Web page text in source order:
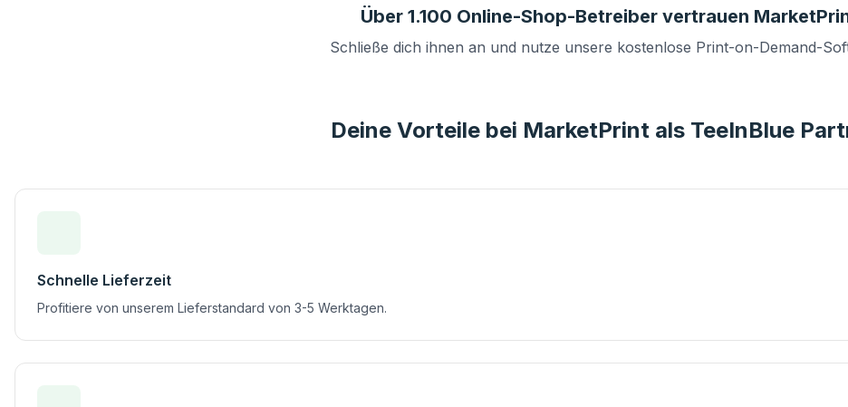
Über 1.100 Online-Shop-Betreiber vertrauen
Schließe dich ihnen an und nutze unsere kostenlose Print-on-Demand-
Deine Vorteile bei MarketPrint als TeeInBlue
Schnelle Lieferzeit
Profitiere von unserem Lieferstandard von 3-5 Werktagen.